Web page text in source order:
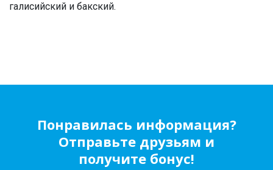
галисийский и бакский.
Понравилась информация?
Отправьте друзьям и
получите бонус!